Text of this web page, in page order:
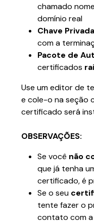
chamado
domínio real
Chave Privada
com a
Pacote de
certificados
Use um editor de
e cole-o na seção
certificado será
OBSERVAÇÕES:
Se você não
que já tenha
certificado, é
Se o seu
tente fazer o
contato com